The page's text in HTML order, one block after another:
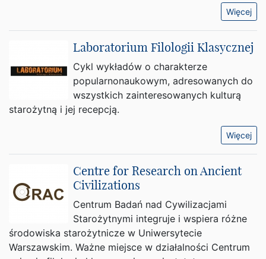
Więcej
Laboratorium Filologii Klasycznej
Cykl wykładów o charakterze
popularnonaukowym, adresowanych do
wszystkich zainteresowanych kulturą
starożytną i jej recepcją.
Więcej
Centre for Research on Ancient
Civilizations
Centrum Badań nad Cywilizacjami
Starożytnymi integruje i wspiera różne
środowiska starożytnicze w Uniwersytecie
Warszawskim. Ważne miejsce w działalności Centrum